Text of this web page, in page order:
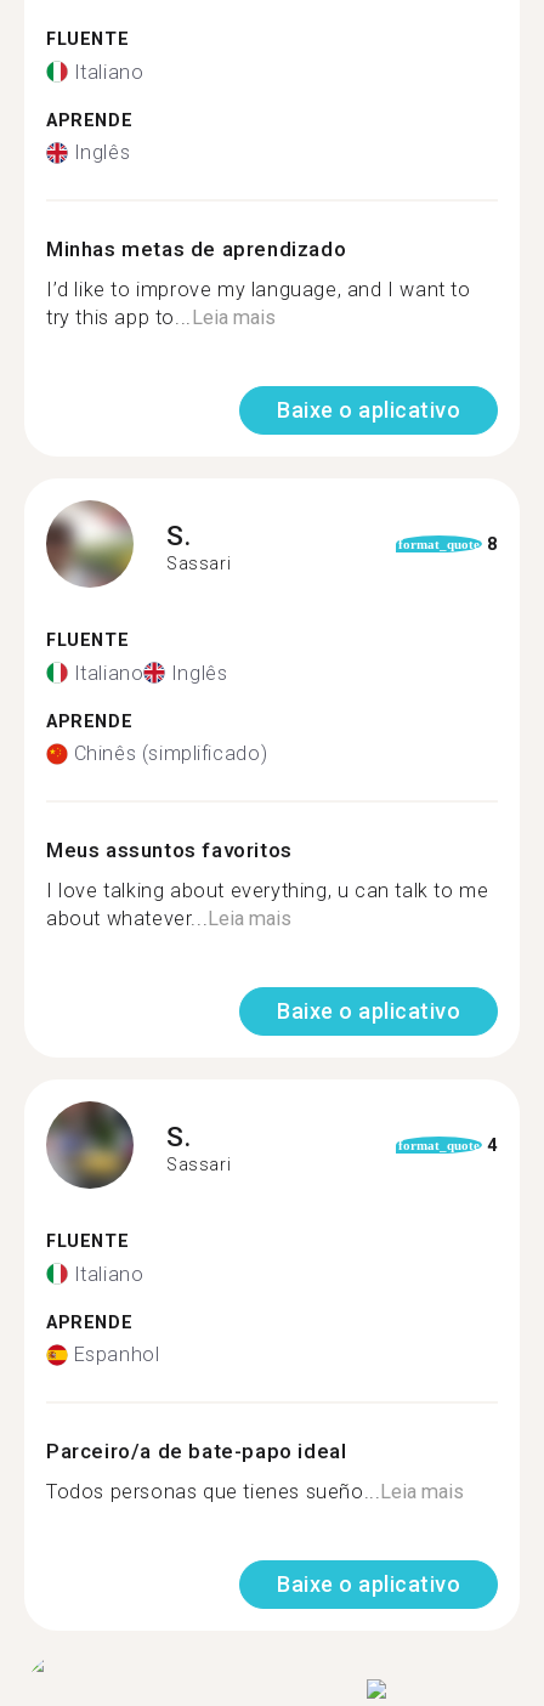
FLUENTE
Italiano
APRENDE
Inglês
Minhas metas de aprendizado
I’d like to improve my language, and I want to
try this app to...Leia mais
Baixe o aplicativo
S.
Sassari
format_quote 8
FLUENTE
Italiano Inglês
APRENDE
Chinês (simplificado)
Meus assuntos favoritos
I love talking about everything, u can talk to me
about whatever...Leia mais
Baixe o aplicativo
S.
Sassari
format_quote 4
FLUENTE
Italiano
APRENDE
Espanhol
Parceiro/a de bate-papo ideal
Todos personas que tienes sueño...Leia mais
Baixe o aplicativo